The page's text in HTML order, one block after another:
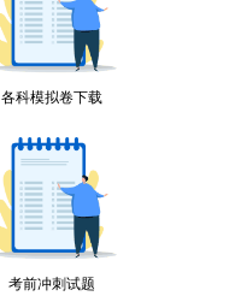
各科模拟卷下载
考前冲刺试题